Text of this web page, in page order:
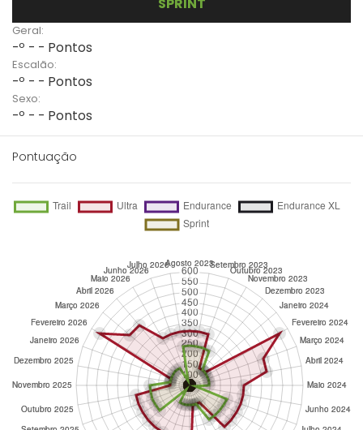
Geral:
-º - - Pontos
Escalão:
-º - - Pontos
Sexo:
-º - - Pontos
Pontuação